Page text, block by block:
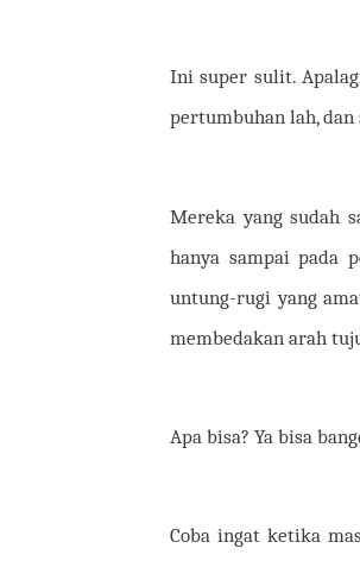
Ini super sulit.
pertumbuhan lah, dan
Mereka yang sudah
hanya sampai pada
untung-rugi yang
membedakan arah
Apa bisa? Ya bisa
Coba ingat ketika